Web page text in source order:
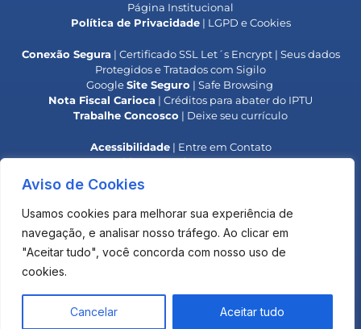
Aviso de Cookies
Usamos cookies para melhorar sua experiência de
navegação, e analisar nosso tráfego. Ao clicar em
"Aceitar tudo", você concorda com nosso uso de
cookies.
Cancelar Aceitar tudo
Página Institucional
Política de Privacidade| LGPD e Cookies
Conexão Segura| Certificado SSL Let´s Encrypt | Seus dados
Protegidos e Tratados com Sigilo
GoogleSite Seguro | Safe Browsing
Nota Fiscal Carioca | Créditos para abater do IPTU
Trabalhe Concosco | Deixe seu currículo
Acessibilidade| Entre em Contato
Responsabilidade Social| Colaboradores IPB
**
Alerta OAB
**Alerta INPI
O uso deste site não estabelece uma relação advogado-
cliente com o Escritório.
Os materiais são elaborados para fins de informação e
debate, não devendo ser considerado uma opinião legal
PT Olá, precisa de ajuda?